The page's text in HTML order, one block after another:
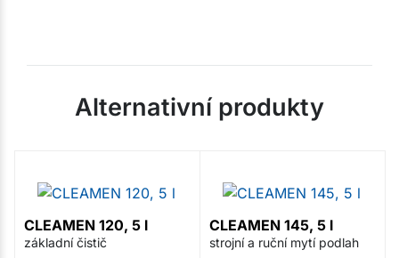
Alternativní produkty
CLEAMEN 120, 5 l
základní čistič
CLEAMEN 145, 5 l
strojní a ruční mytí podlah